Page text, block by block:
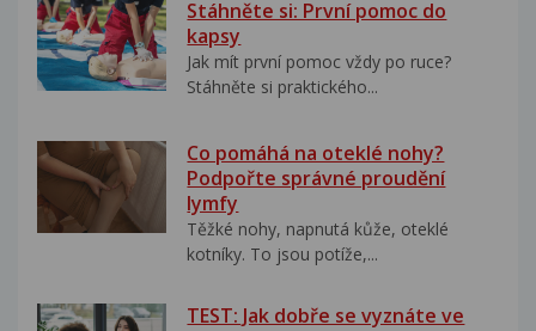
Stáhněte si: První pomoc do
kapsy
Jak mít první pomoc vždy po ruce?
Stáhněte si praktického...
Co pomáhá na oteklé nohy?
Podpořte správné proudění
lymfy
Těžké nohy, napnutá kůže, oteklé
kotníky. To jsou potíže,...
TEST: Jak dobře se vyznáte ve